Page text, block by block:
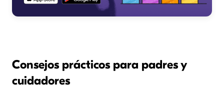
Consejos prácticos para padres y
cuidadores